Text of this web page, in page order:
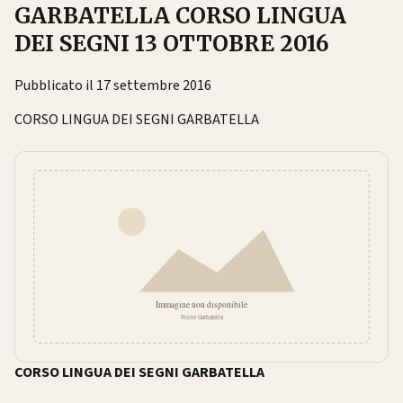
GARBATELLA CORSO LINGUA
DEI SEGNI 13 OTTOBRE 2016
Pubblicato il 17 settembre 2016
CORSO LINGUA DEI SEGNI GARBATELLA
CORSO LINGUA DEI SEGNI GARBATELLA